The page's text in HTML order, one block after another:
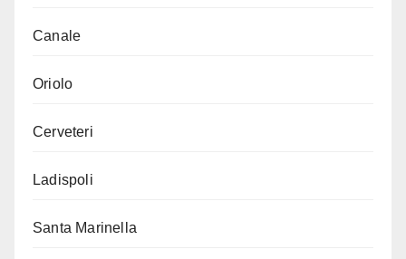
Canale
Oriolo
Cerveteri
Ladispoli
Santa Marinella